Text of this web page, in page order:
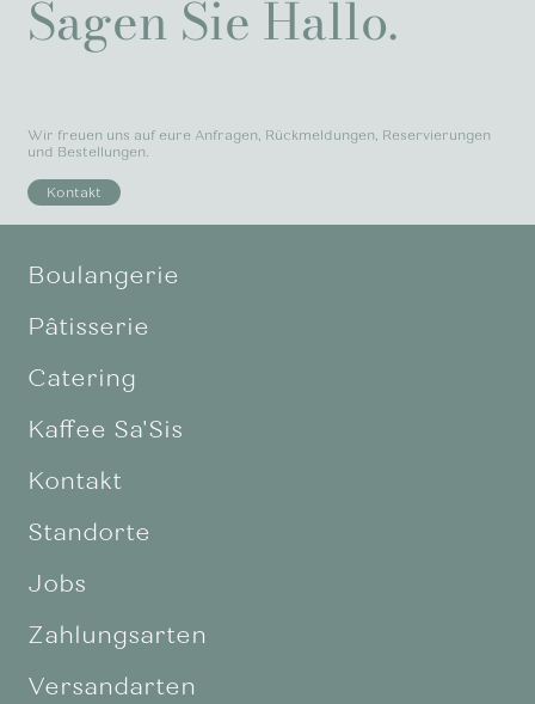
Sagen Sie Hallo.
Wir freuen uns auf eure Anfragen, Rückmeldungen, Reservierungen
und Bestellungen.
Kontakt
Boulangerie
Pâtisserie
Catering
Kaffee Sa'Sis
Kontakt
Standorte
Jobs
Zahlungsarten
Versandarten